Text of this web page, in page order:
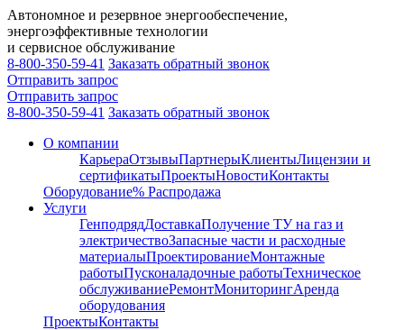
Автономное и резервное энергообеспечение,
энергоэффективные технологии
и сервисное обслуживание
8-800-350-59-41 Заказать обратный звонок
Отправить запрос
Отправить запрос
8-800-350-59-41 Заказать обратный звонок
О компании
КарьераОтзывыПартнерыКлиентыЛицензии и
сертификатыПроектыНовостиКонтакты
Оборудование% Распродажа
Услуги
ГенподрядДоставкаПолучение ТУ на газ и
электричествоЗапасные части и расходные
материалыПроектированиеМонтажные
работыПусконаладочные работыТехническое
обслуживаниеРемонтМониторингАренда
оборудования
ПроектыКонтакты